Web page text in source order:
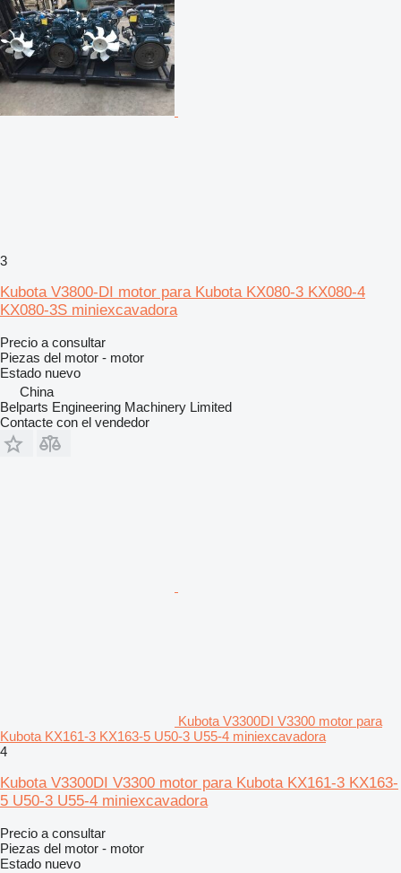
3
Kubota V3800-DI motor para Kubota KX080-3 KX080-4
KX080-3S miniexcavadora
Precio a consultar
Piezas del motor - motor
Estado nuevo
China
Belparts Engineering Machinery Limited
Contacte con el vendedor
Kubota V3300DI V3300 motor para
Kubota KX161-3 KX163-5 U50-3 U55-4 miniexcavadora
4
Kubota V3300DI V3300 motor para Kubota KX161-3 KX163-
5 U50-3 U55-4 miniexcavadora
Precio a consultar
Piezas del motor - motor
Estado nuevo